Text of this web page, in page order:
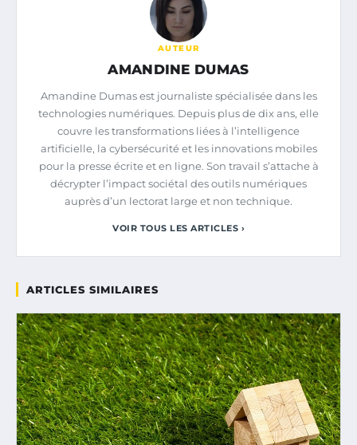
AUTEUR
AMANDINE DUMAS
Amandine Dumas est journaliste spécialisée dans les
technologies numériques. Depuis plus de dix ans, elle
couvre les transformations liées à l’intelligence
artificielle, la cybersécurité et les innovations mobiles
pour la presse écrite et en ligne. Son travail s’attache à
décrypter l’impact sociétal des outils numériques
auprès d’un lectorat large et non technique.
VOIR TOUS LES ARTICLES ›
ARTICLES SIMILAIRES